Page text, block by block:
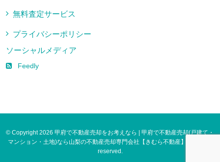
無料査定サービス
プライバシーポリシー
ソーシャルメディア
Feedly
© Copyright 2026 甲府で不動産売却をお考えなら | 甲府で不動産売却(戸建て・
マンション・土地)なら山梨の不動産売却専門会社【きむら不動産】. All rights
reserved.